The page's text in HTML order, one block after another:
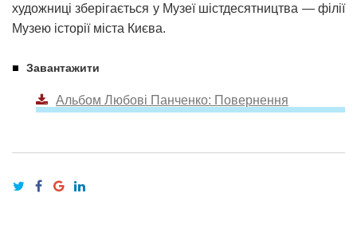
художниці зберігається у Музеї шістдесятництва — філії
Музею історії міста Києва.
Завантажити
Альбом Любові Панченко: Повернення